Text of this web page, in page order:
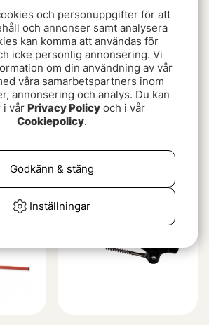
Base
Rapala SmartHub Rod
Slutsåld
och personuppgifter för att
och annonser samt analysera
kan komma att användas för
icke personlig annonsering. Vi
om din användning av vår
våra samarbetspartners inom
annonsering och analys. Du kan
i vår Privacy Policy och i vår
Cookiepolicy.
Inställningar
Godkänn & stäng